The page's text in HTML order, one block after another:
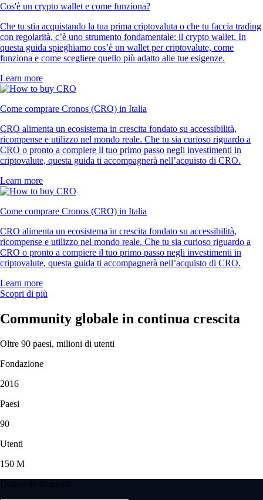
Cos'è un crypto wallet e come funziona?
Che tu stia acquistando la tua prima criptovaluta o che tu faccia trading
con regolarità, c’è uno strumento fondamentale: il crypto wallet. In
questa guida spieghiamo cos’è un wallet per criptovalute, come
funziona e come scegliere quello più adatto alle tue esigenze.
Learn more
Come comprare Cronos (CRO) in Italia
CRO alimenta un ecosistema in crescita fondato su accessibilità,
ricompense e utilizzo nel mondo reale. Che tu sia curioso riguardo a
CRO o pronto a compiere il tuo primo passo negli investimenti in
criptovalute, questa guida ti accompagnerà nell’acquisto di CRO.
Learn more
Come comprare Cronos (CRO) in Italia
CRO alimenta un ecosistema in crescita fondato su accessibilità,
ricompense e utilizzo nel mondo reale. Che tu sia curioso riguardo a
CRO o pronto a compiere il tuo primo passo negli investimenti in
criptovalute, questa guida ti accompagnerà nell’acquisto di CRO.
Learn more
Scopri di più
Community globale in continua crescita
Oltre 90 paesi, milioni di utenti
Fondazione
2016
Paesi
90
Utenti
150 M
Domande frequenti